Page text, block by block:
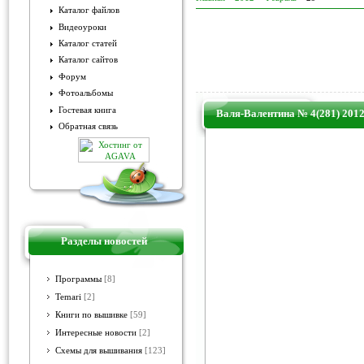
Каталог файлов
Видеоуроки
Каталог статей
Каталог сайтов
Форум
Фотоальбомы
Гостевая книга
Обратная связь
Разделы новостей
Программы [8]
Temari [2]
Книги по вышивке [59]
Интересные новости [2]
Схемы для вышивания [123]
Валя-Валентина № 4(281) 2012